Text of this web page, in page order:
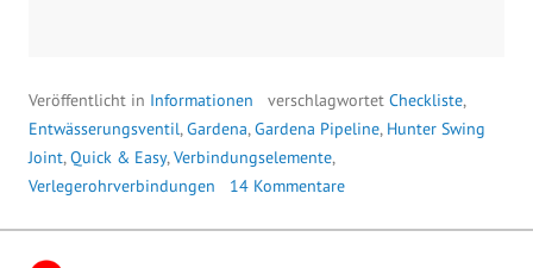
Veröffentlicht in Informationen verschlagwortet Checkliste,
Entwässerungsventil,Gardena,Gardena Pipeline, Hunter Swing
Joint,Quick & Easy,Verbindungselemente,
Verlegerohrverbindungen
14 Kommentare